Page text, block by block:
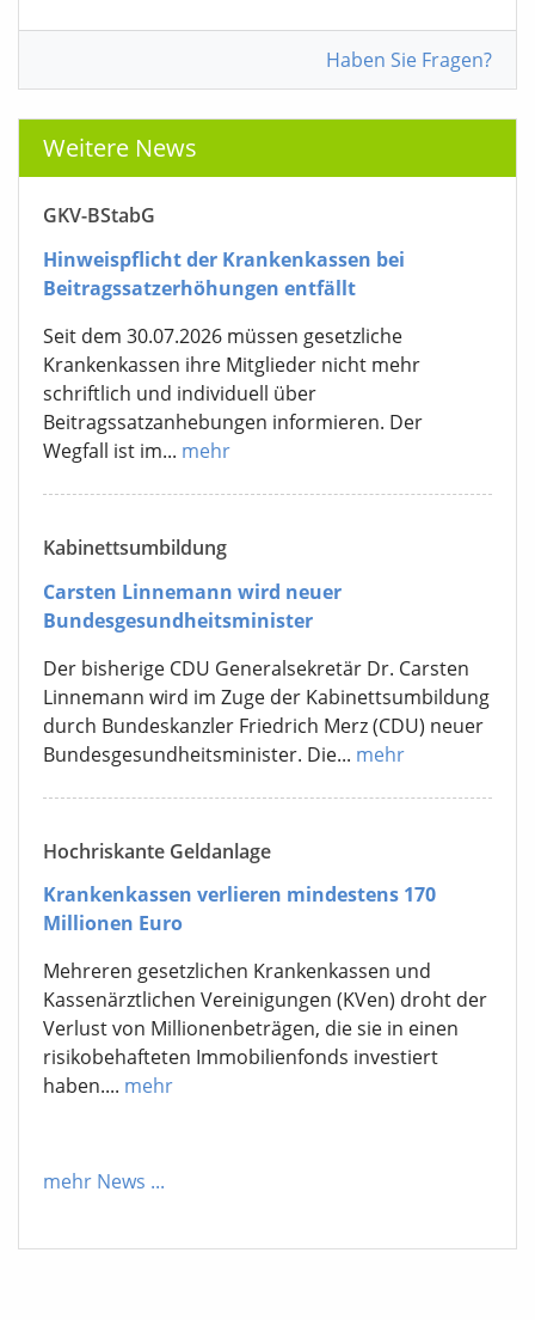
Haben Sie Fragen?
Weitere News
GKV-BStabG
Hinweispflicht der Krankenkassen bei
Beitragssatzerhöhungen entfällt
Seit dem 30.07.2026 müssen gesetzliche
Krankenkassen ihre Mitglieder nicht mehr
schriftlich und individuell über
Beitragssatzanhebungen informieren. Der
Wegfall ist im... mehr
Kabinettsumbildung
Carsten Linnemann wird neuer
Bundesgesundheitsminister
Der bisherige CDU Generalsekretär Dr. Carsten
Linnemann wird im Zuge der Kabinettsumbildung
durch Bundeskanzler Friedrich Merz (CDU) neuer
Bundesgesundheitsminister. Die... mehr
Hochriskante Geldanlage
Krankenkassen verlieren mindestens 170
Millionen Euro
Mehreren gesetzlichen Krankenkassen und
Kassenärztlichen Vereinigungen (KVen) droht der
Verlust von Millionenbeträgen, die sie in einen
risikobehafteten Immobilienfonds investiert
haben.... mehr
mehr News ...